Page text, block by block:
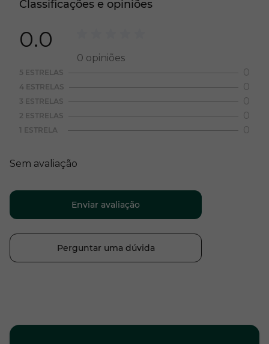
Classificações e opiniões
0.0
0 opiniões
5 ESTRELAS 0
4 ESTRELAS 0
3 ESTRELAS 0
2 ESTRELAS 0
1 ESTRELA 0
Sem avaliação
Enviar avaliação
Perguntar uma dúvida